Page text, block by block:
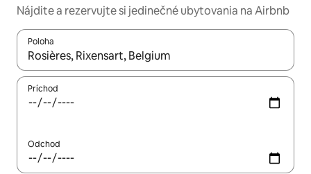
Nájdite a rezervujte si jedinečné ubytovania na Airbnb
Poloha
Keď budú výsledky k dispozícii, môžete si ich prechádzať
Príchod
Odchod